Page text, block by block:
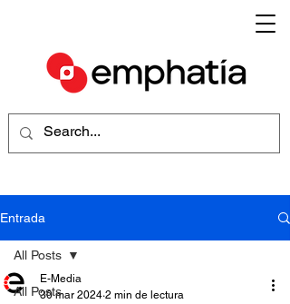
Entrada
All Posts
All Posts
E-Media
30 mar 2024 2 min de lectura